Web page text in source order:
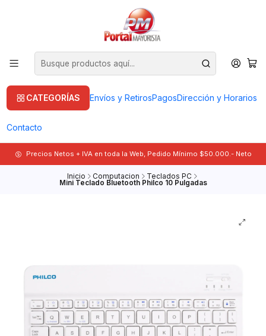
CATEGORÍAS Envíos y RetirosPagosDirección y Horarios
Contacto
Precios Netos + IVA en toda la Web, Pedido Mínimo $50.000.- Neto
Inicio Computacion Teclados PC
Mini Teclado Bluetooth Philco 10 Pulgadas